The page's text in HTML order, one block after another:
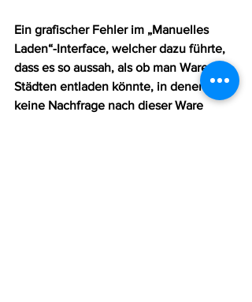
Ein grafischer Fehler im „Manuelles
Laden“-Interface, welcher dazu führte,
dass es so aussah, als ob man Waren in
Städten entladen könnte, in denen
keine Nachfrage nach dieser Ware